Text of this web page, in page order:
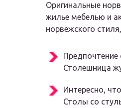
Оригинальные
жилье мебелью и
норвежского
Предпочтение
Столешница
Интересно,
Столы со